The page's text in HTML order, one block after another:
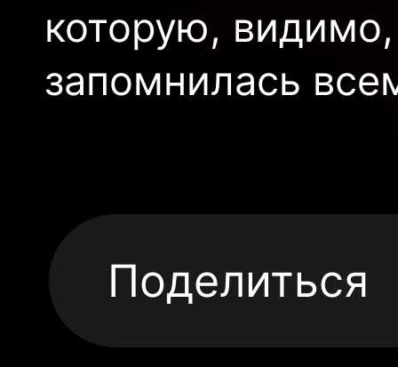
которую,
запомнилась
Поделиться